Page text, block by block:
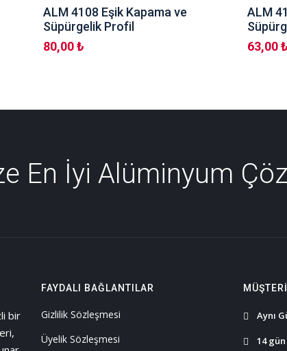
ALM 4108 Eşik Kapama ve
Süpürgelik Profil
80,00 ₺
ALM
63,00 ₺
En İyi Alüminyum
bir
FAYDALI BAĞLANTILAR
Gizlilik Sözleşmesi
Üyelik Sözleşmesi
Aynı
14